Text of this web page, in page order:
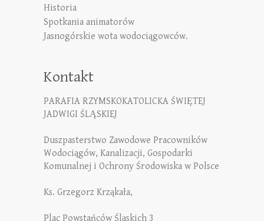
Historia
Spotkania animatorów
Jasnogórskie wota wodociągowców.
Kontakt
PARAFIA RZYMSKOKATOLICKA ŚWIĘTEJ
JADWIGI ŚLĄSKIEJ
Duszpasterstwo Zawodowe Pracowników
Wodociągów, Kanalizacji, Gospodarki
Komunalnej i Ochrony Środowiska w Polsce
Ks. Grzegorz Krząkała,
Plac Powstańców Śląskich 3